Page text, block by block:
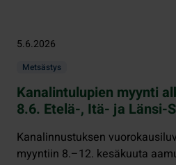
5.6.2026
Metsästys
Kanalintulupien myynti
8.6. Etelä-, Itä- ja Länsi-
Kanalinnustuksen
myyntiin 8.–12. kesäkuuta